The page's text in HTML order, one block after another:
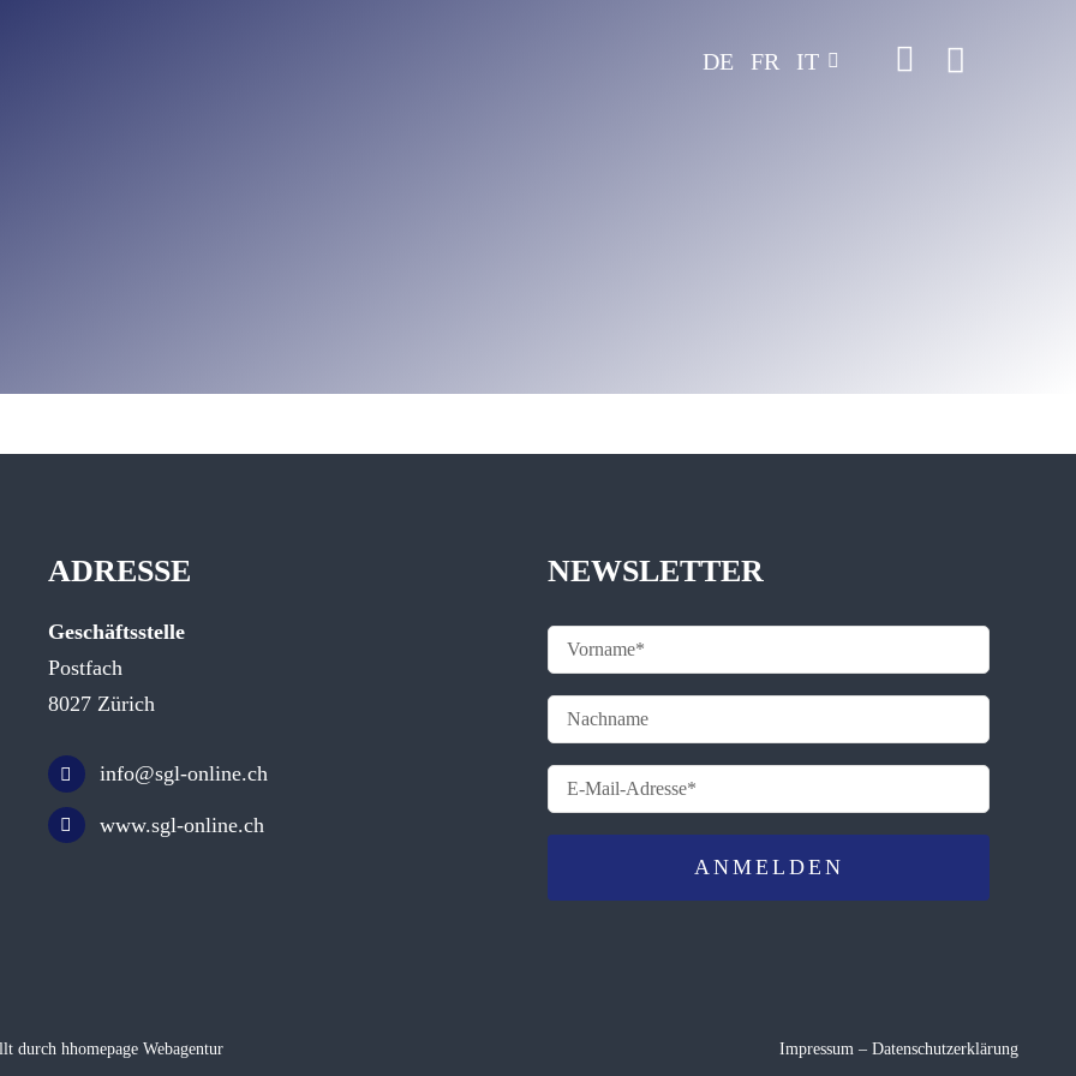
DE FR IT
ADRESSE
Geschäftsstelle
Postfach
8027 Zürich
info@sgl-online.ch
www.sgl-online.ch
NEWSLETTER
durch hhomepage Webagentur Impressum– Datenschutzerklärung